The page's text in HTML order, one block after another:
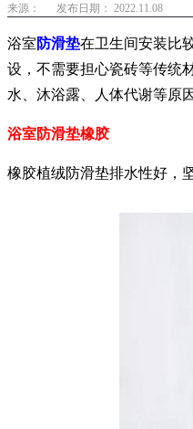
来源： 发布日期： 2022.11.08
浴室 防滑垫在卫生间安装比较
设，不需要担心瓷砖等传统
水、沐浴露、人体代谢等
浴室防滑垫橡胶
橡胶植绒防滑垫排水性好，